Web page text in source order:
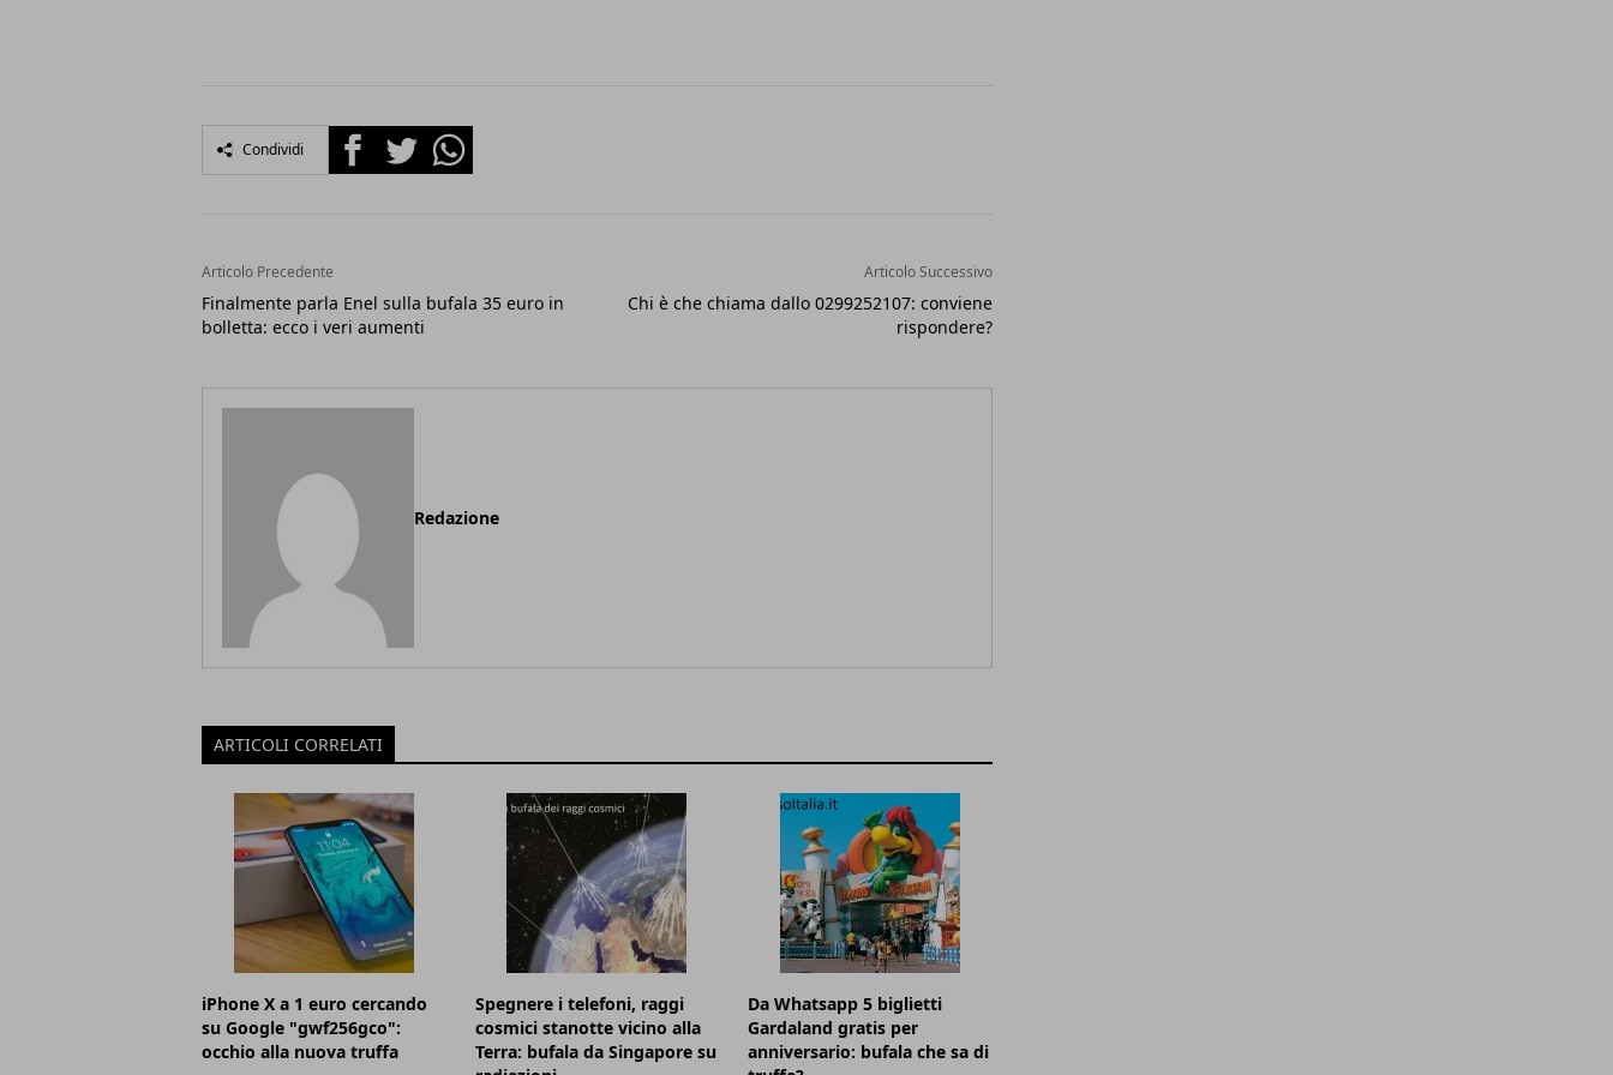
Condividi FacebookTwitterWhatsapp
Articolo Precedente
Finalmente parla Enel sulla bufala 35 euro in
bolletta: ecco i veri aumenti
Articolo Successivo
Chi è che chiama dallo 0299252107: conviene
rispondere?
Redazione
ARTICOLI CORRELATI
iPhone X a 1 euro cercando
su Google "gwf256gco":
occhio alla nuova truffa
Spegnere i telefoni, raggi
cosmici stanotte vicino alla
Terra: bufala da Singapore su
Da Whatsapp 5 biglietti
Gardaland gratis per
anniversario: bufala che sa di